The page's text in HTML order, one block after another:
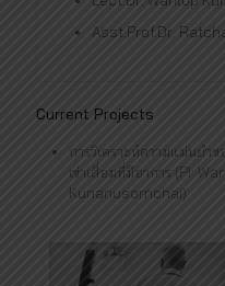
Asst.Prof.Dr.
Current Projects
การวิเคราะห์ความแม่นยำ
เข่าเสื่อมที่มีอาการ (PI:
Kunanusornchai)